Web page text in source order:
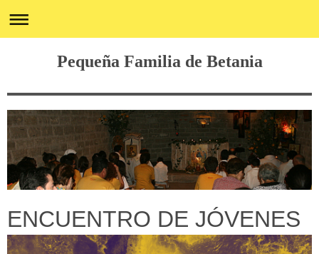
Pequeña Familia de Betania
ENCUENTRO DE JÓVENES